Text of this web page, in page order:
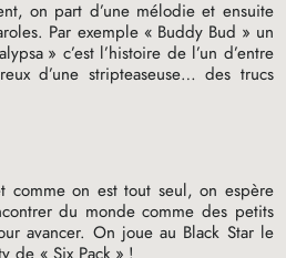
on part d’une mélodie et ensuite
Par exemple « Buddy Bud » un
» c’est l’histoire de l’un d’entre
d’une stripteaseuse… des trucs
comme on est tout seul, on espère
du monde comme des petits
avancer. On joue au Black Star le